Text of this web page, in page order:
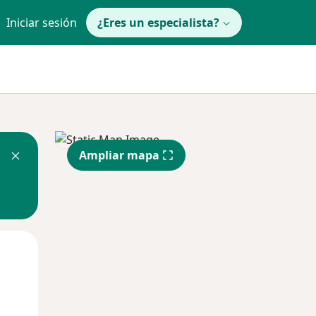
Iniciar sesión ¿Eres un especialista?
Ampliar mapa